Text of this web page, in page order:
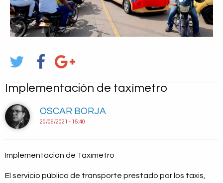
Implementación de taxímetro
OSCAR BORJA
20/09/2021 - 15:40
Implementación de Taxímetro
El servicio público de transporte prestado por los taxis,